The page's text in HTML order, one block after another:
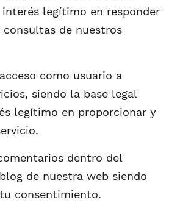
legítimo en responder
consultas de nuestros
como usuario a
siendo la base legal
legítimo en proporcionar y
dentro del
de nuestra web siendo
consentimiento.